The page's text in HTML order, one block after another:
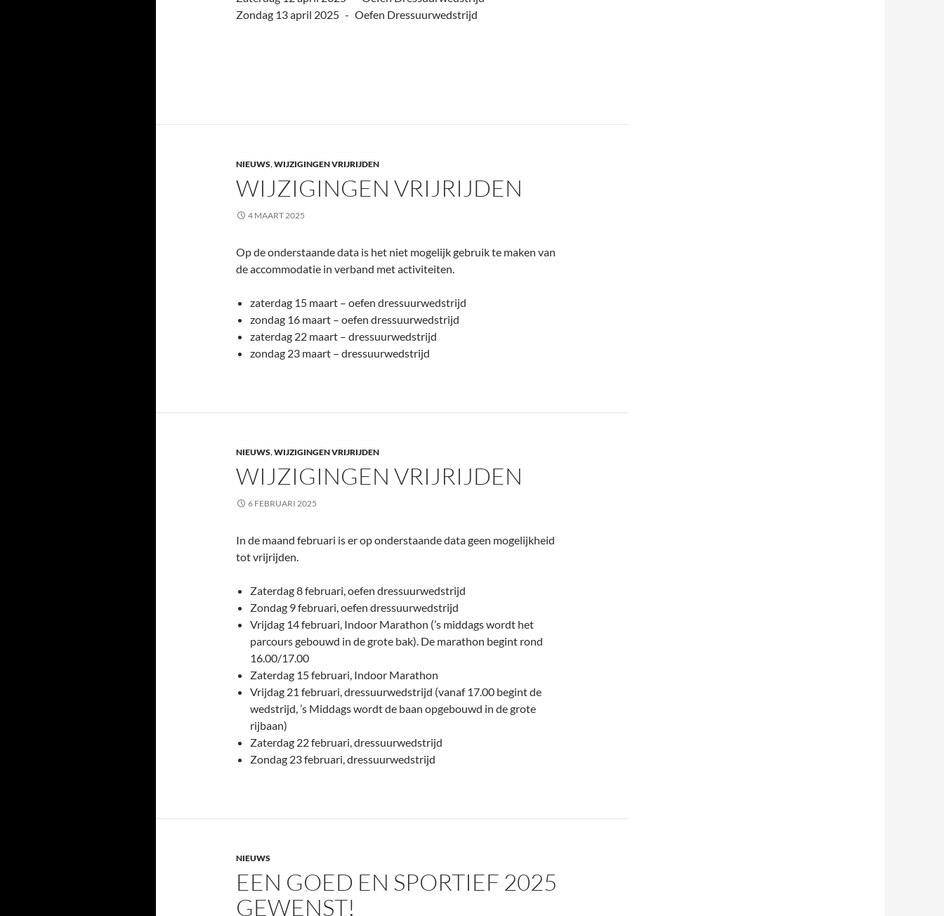
Zondag 13 april 2025 - Oefen Dressuurwedstrijd
NIEUWS,WIJZIGINGEN VRIJRIJDEN
WIJZIGINGEN VRIJRIJDEN
4 MAART 2025
Op de onderstaande data is het niet mogelijk gebruik te maken van
de accommodatie in verband met activiteiten.
zaterdag 15 maart – oefen dressuurwedstrijd
zondag 16 maart – oefen dressuurwedstrijd
zaterdag 22 maart – dressuurwedstrijd
zondag 23 maart – dressuurwedstrijd
NIEUWS,WIJZIGINGEN VRIJRIJDEN
WIJZIGINGEN VRIJRIJDEN
6 FEBRUARI 2025
In de maand februari is er op onderstaande data geen mogelijkheid
tot vrijrijden.
Zaterdag 8 februari, oefen dressuurwedstrijd
Zondag 9 februari, oefen dressuurwedstrijd
Vrijdag 14 februari, Indoor Marathon (’s middags wordt het
parcours gebouwd in de grote bak). De marathon begint rond
16.00/17.00
Zaterdag 15 februari, Indoor Marathon
Vrijdag 21 februari, dressuurwedstrijd (vanaf 17.00 begint de
wedstrijd, ’s Middags wordt de baan opgebouwd in de grote
rijbaan)
Zaterdag 22 februari, dressuurwedstrijd
Zondag 23 februari, dressuurwedstrijd
NIEUWS
EEN GOED EN SPORTIEF 2025
GEWENST!